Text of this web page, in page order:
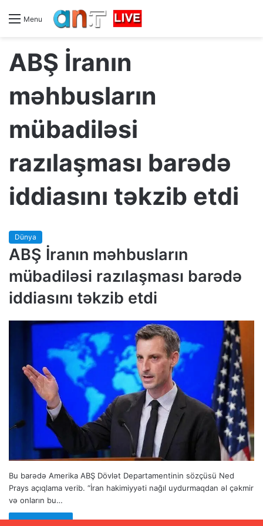
Menu
ABŞ İranın
məhbusların
mübadiləsi
razılaşması barədə
iddiasını təkzib etdi
Dünya
ABŞ İranın məhbusların
mübadiləsi razılaşması barədə
iddiasını təkzib etdi
Bu barədə Amerika ABŞ Dövlət Departamentinin sözçüsü Ned
Prays açıqlama verib. “İran hakimiyyəti nağıl uydurmaqdan əl çəkmir
və onların bu…
Read More »